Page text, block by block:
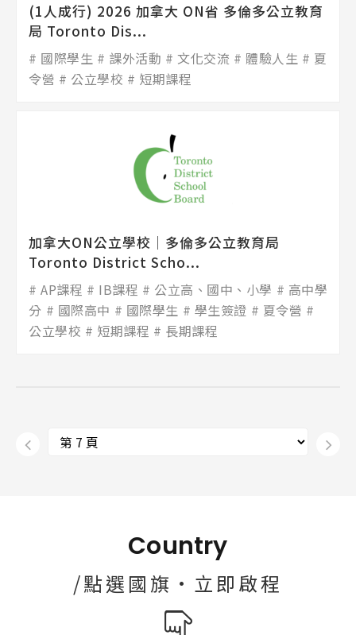
(1人成行) 2026 加拿大 ON省 多倫多公立教育
局 Toronto Dis...
國際學生 課外活動 文化交流 體驗人生
夏
令營
公立學校 短期課程
加拿大ON公立學校│多倫多公立教育局
Toronto District Scho...
AP課程 IB課程 公立高、國中、小學
高中學
分
國際高中 國際學生 學生簽證
夏令營
公立學校
短期課程 長期課程
Country
/點選國旗·立即啟程